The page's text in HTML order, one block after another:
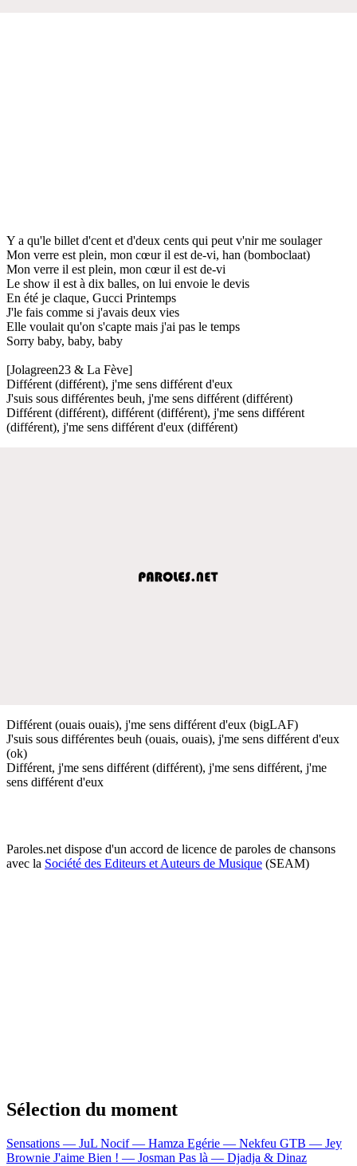
Y a qu'le billet d'cent et d'deux cents qui peut v'nir me soulager
Mon verre est plein, mon cœur il est de-vi, han (bomboclaat)
Mon verre il est plein, mon cœur il est de-vi
Le show il est à dix balles, on lui envoie le devis
En été je claque, Gucci Printemps
J'le fais comme si j'avais deux vies
Elle voulait qu'on s'capte mais j'ai pas le temps
Sorry baby, baby, baby
[Jolagreen23 & La Fève]
Différent (différent), j'me sens différent d'eux
J'suis sous différentes beuh, j'me sens différent (différent)
Différent (différent), différent (différent), j'me sens différent
(différent), j'me sens différent d'eux (différent)
Différent (ouais ouais), j'me sens différent d'eux (bigLAF)
J'suis sous différentes beuh (ouais, ouais), j'me sens différent d'eux
(ok)
Différent, j'me sens différent (différent), j'me sens différent, j'me
sens différent d'eux
Paroles.net dispose d'un accord de licence de paroles de chansons
avec la Société des Editeurs et Auteurs de Musique (SEAM)
Sélection du moment
Sensations — JuL Nocif — Hamza Egérie — Nekfeu GTB — Jey
Brownie J'aime Bien ! — Josman Pas là — Djadja & Dinaz